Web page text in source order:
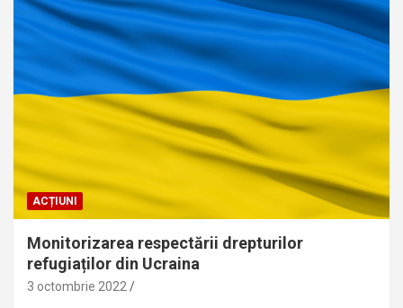
ACȚIUNI
Monitorizarea respectării drepturilor
refugiaților din Ucraina
3 octombrie 2022